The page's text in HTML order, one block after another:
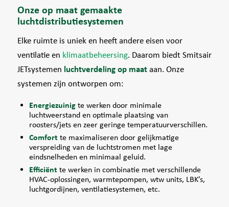
Onze op maat gemaakte
luchtdistributiesystemen
Elke ruimte is uniek en heeft andere eisen voor
ventilatie en klimaatbeheersing. Daarom biedt Smitsair
JETsystemen luchtverdeling op maataan. Onze
systemen zijn ontworpen om:
Energiezuinigte werken door minimale
luchtweerstand en optimale plaatsing van
roosters/jets en zeer geringe temperatuurverschillen.
Comfort te maximaliseren door gelijkmatige
verspreiding van de luchtstromen met lage
eindsnelheden en minimaal geluid.
Efficiënt te werken in combinatie met verschillende
HVAC-oplossingen, warmtepompen, wtw units, LBK’s,
luchtgordijnen, ventilatiesystemen, etc.